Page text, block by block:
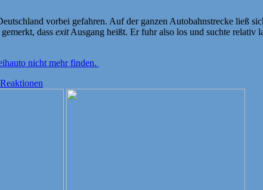
vorbei gefahren. Auf der ganzen Autobahnstrecke ließ
dass exitAusgang heißt. Er fuhr also los und suchte relativ
nicht mehr finden.